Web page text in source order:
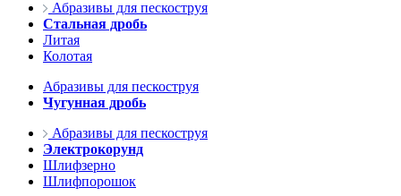
Абразивы для пескоструя
Стальная дробь
Литая
Колотая
Абразивы для пескоструя
Чугунная дробь
Абразивы для пескоструя
Электрокорунд
Шлифзерно
Шлифпорошок